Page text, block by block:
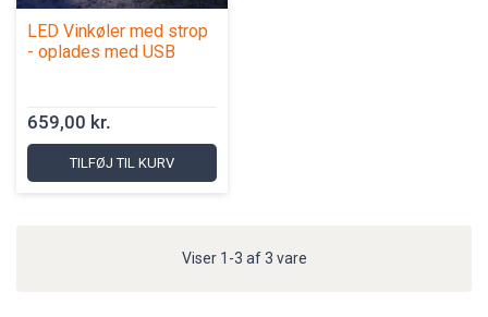
LED Vinkøler med strop
- oplades med USB
659,00 kr.
TILFØJ TIL KURV
Viser 1-3 af 3 vare